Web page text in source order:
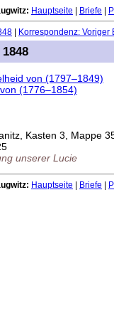
Hauptseite Briefe
Korrespondenz: Voriger
von (1797–1849)
(1776–1854)
Kasten 3, Mappe
unserer Lucie
Hauptseite Briefe